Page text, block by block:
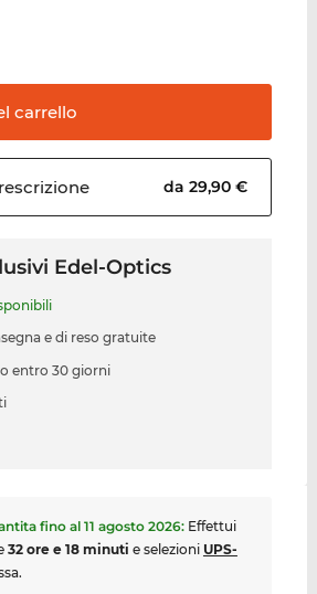
carrello
da 29,90 €
Edel-Optics
e di reso gratuite
entro 30 giorni
fino al 11 agosto 2026: Effettui
32 ore e 18 minuti e selezioni UPS-